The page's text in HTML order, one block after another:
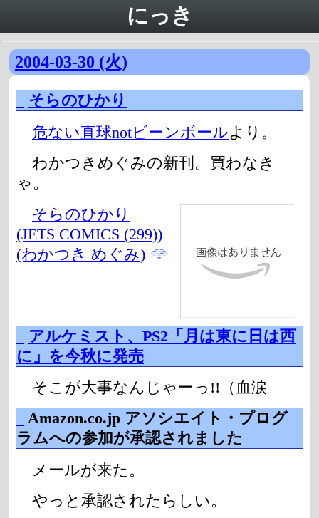
にっき
2004-03-30 (火)
そらのひかり
危ない直球notビーンボールより。
わかつきめぐみの新刊。買わなき
ゃ。
そらのひかり
(JETS COMICS (299))
(わかつき めぐみ)
アルケミスト、PS2「月は東に日は西
に」を今秋に発売
そこが大事なんじゃーっ!!（血涙
Amazon.co.jp アソシエイト・プログ
ラムへの参加が承認されました
メールが来た。
やっと承認されたらしい。